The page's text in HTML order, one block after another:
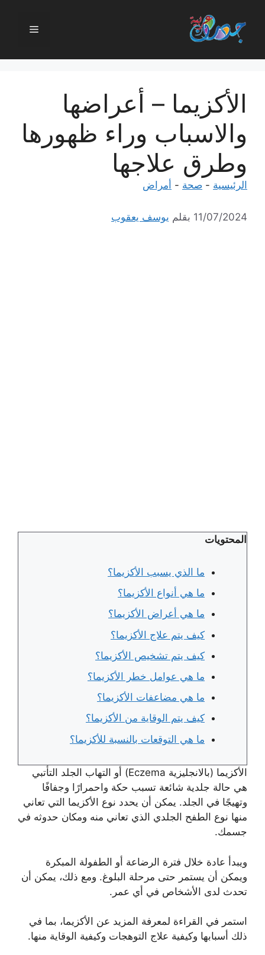
المحتوى
القائمة
الأكزيما – أعراضها
والاسباب وراء ظهورها
وطرق علاجها
الرئيسية - صحة - أمراض
11/07/2024 بقلم يوسف يعقوب
المحتويات
ما الذي يسبب الأكزيما؟
ما هي أنواع الأكزيما؟
ما هي أعراض الأكزيما؟
كيف يتم علاج الأكزيما؟
كيف يتم تشخيص الأكزيما؟
ما هي عوامل خطر الأكزيما؟
ما هي مضاعفات الأكزيما؟
كيف يتم الوقاية من الأكزيما؟
ما هي التوقعات بالنسبة للأكزيما؟
الأكزيما (بالانجليزية Eczema) أو التهاب الجلد التأتبي
هي حالة جلدية شائعة تسبب حكة واحمرارًا وجفافًا
وتهيجًا في الجلد. يمكن أن يحدد نوع الأكزيما التي تعاني
منها نوع الطفح الجلدي الذي تعاني منه ومكان حدوثه في
جسمك.
ويبدأ عادة خلال فترة الرضاعة أو الطفولة المبكرة
ويمكن أن يستمر حتى مرحلة البلوغ. ومع ذلك، يمكن أن
تحدث لدى الأشخاص في أي عمر.
استمر في القراءة لمعرفة المزيد عن الأكزيما، بما في
ذلك أسبابها وكيفية علاج التوهجات وكيفية الوقاية منها.